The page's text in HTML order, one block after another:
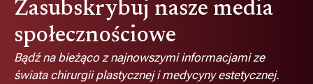
Zasubskrybuj nasze media
społecznościowe
Bądź na bieżąco z najnowszymi informacjami ze
świata chirurgii plastycznej i medycyny estetycznej.